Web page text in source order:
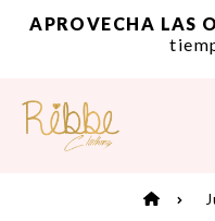
APROVECHA LAS